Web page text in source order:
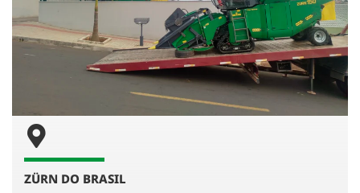
ZÜRN DO BRASIL